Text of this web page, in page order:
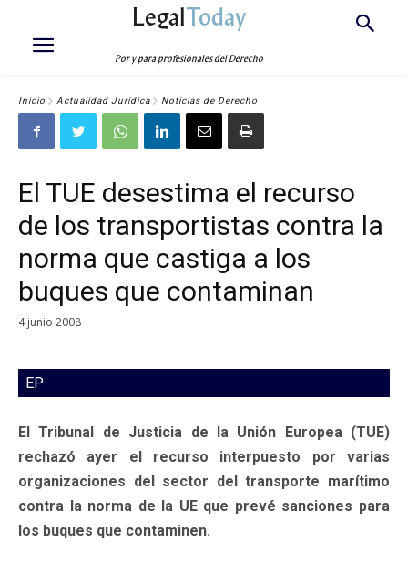
LegalToday
Por y para profesionales del Derecho
Inicio Actualidad Jurídica Noticias de Derecho
El TUE desestima el recurso
de los transportistas contra la
norma que castiga a los
buques que contaminan
4 junio 2008
EP
El Tribunal de Justicia de la Unión Europea (TUE)
rechazó ayer el recurso interpuesto por varias
organizaciones del sector del transporte marítimo
contra la norma de la UE que prevé sanciones para
los buques que contaminen.